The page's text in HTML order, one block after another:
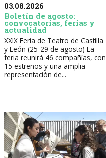
03.08.2026
Boletín de agosto:
convocatorias, ferias y
actualidad
XXIX Feria de Teatro de Castilla
y León (25-29 de agosto) La
feria reunirá 46 compañías, con
15 estrenos y una amplia
representación de...